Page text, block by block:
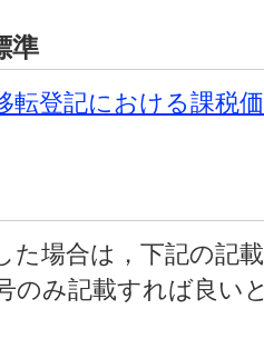
準
転登記における課税
た場合は，下記の記
のみ記載すれば良い